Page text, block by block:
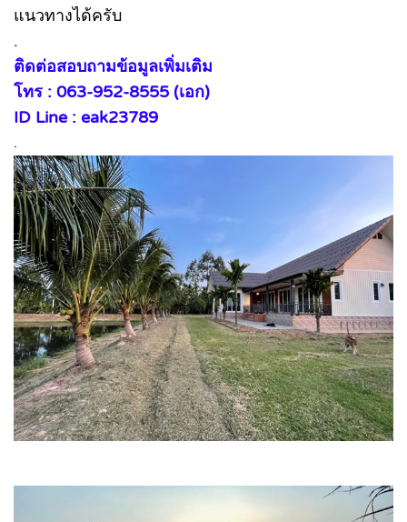
แนวทางได้ครับ
.
ติดต่อสอบถามข้อมูลเพิ่มเติม
โทร : 063-952-8555 (เอก)
ID Line : eak23789
.